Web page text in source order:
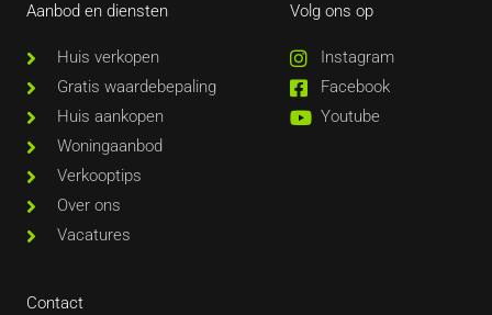
Aanbod en diensten
Huis verkopen
Gratis waardebepaling
Huis aankopen
Woningaanbod
Verkooptips
Over ons
Vacatures
Volg ons op
Instagram
Facebook
Youtube
Contact